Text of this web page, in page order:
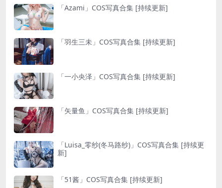
「Azami」COS写真合集 [持续更新]
「羽生三未」COS写真合集 [持续更新]
「一小央泽」COS写真合集 [持续更新]
「矢量鱼」COS写真合集 [持续更新]
「Luisa_零纱(冬马路纱)」COS写真合集 [持续更
新]
「51酱」COS写真合集 [持续更新]